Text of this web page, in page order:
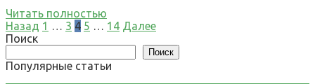
Читать полностью
Пагинация
записей
Назад 1 … 3 4 5 … 14 Далее
Поиск
Поиск
Популярные статьи